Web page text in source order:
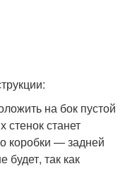
на бок пустой
стенок станет
коробки — задней
так как